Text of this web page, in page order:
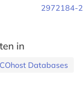
2972184-2
in
Databases